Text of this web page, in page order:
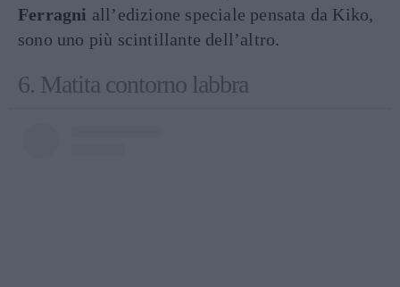
Ferragni all’edizione speciale pensata da Kiko,
sono uno più scintillante dell’altro.
6. Matita contorno labbra